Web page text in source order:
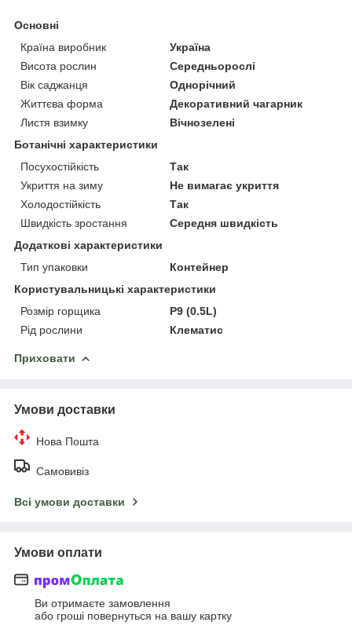
Основні
Країна виробник
Україна
Висота рослин
Середньорослі
Вік саджанця
Однорічний
Життєва форма
Декоративний чагарник
Листя взимку
Вічнозелені
Ботанічні характеристики
Посухостійкість
Так
Укриття на зиму
Не вимагає укриття
Холодостійкість
Так
Швидкість зростання
Середня швидкість
Додаткові характеристики
Тип упаковки
Контейнер
Користувальницькі характеристики
Розмір горщика
P9 (0.5L)
Рід рослини
Клематис
Приховати
Умови доставки
Нова Пошта
Самовивіз
Всі умови доставки
Умови оплати
Ви отримаєте замовлення
або гроші повернуться на вашу картку